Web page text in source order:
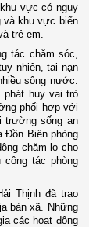
vực có nguy
và khu vực biển
trẻ em.
tác chăm sóc,
nhiên, tai nạn
sông nước.
phát huy vai trò
phối hợp với
trường sống an
Đồn Biên phòng
chăm lo cho
tác phòng
Thịnh đã trao
bàn xã. Những
các hoạt động